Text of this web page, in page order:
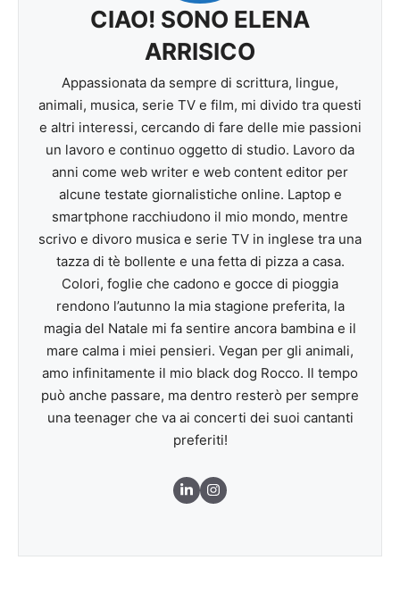
CIAO! SONO ELENA
ARRISICO
Appassionata da sempre di scrittura, lingue,
animali, musica, serie TV e film, mi divido tra questi
e altri interessi, cercando di fare delle mie passioni
un lavoro e continuo oggetto di studio. Lavoro da
anni come web writer e web content editor per
alcune testate giornalistiche online. Laptop e
smartphone racchiudono il mio mondo, mentre
scrivo e divoro musica e serie TV in inglese tra una
tazza di tè bollente e una fetta di pizza a casa.
Colori, foglie che cadono e gocce di pioggia
rendono l’autunno la mia stagione preferita, la
magia del Natale mi fa sentire ancora bambina e il
mare calma i miei pensieri. Vegan per gli animali,
amo infinitamente il mio black dog Rocco. Il tempo
può anche passare, ma dentro resterò per sempre
una teenager che va ai concerti dei suoi cantanti
preferiti!